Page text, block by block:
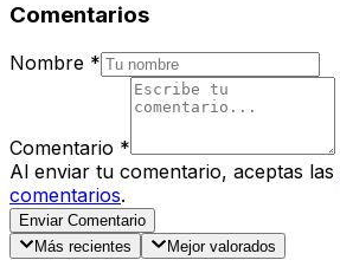
Comentarios
Nombre *
Comentario *
Al enviar tu comentario, aceptas las
comentarios.
Enviar Comentario
Más recientes
Mejor valorados